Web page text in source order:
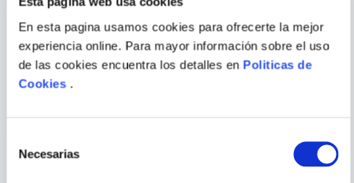
En esta pagina usamos cookies para ofrecerte la mejor
experiencia online. Para mayor información sobre el uso
de las cookies encuentra los detalles en Politicas de
Cookies.
Necesarias
Escribir comentario
VARIOS AUTORES
MEMORIA ANIMALES DEL
PERU
VARIOS AUTORES